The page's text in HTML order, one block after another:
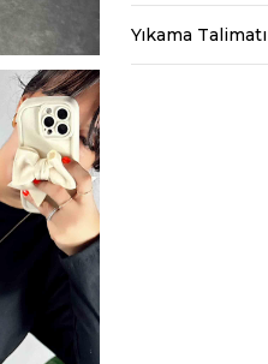
Kumaş Tipi
Yıkama Talimatı